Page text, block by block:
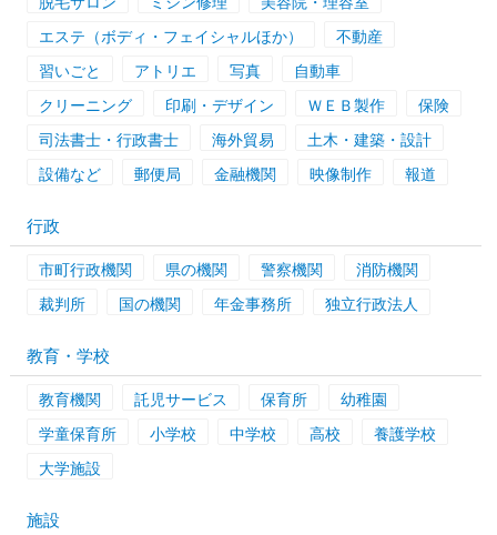
エステ（ボディ・フェイシャルほか）
不動産
習いごと
アトリエ 写真
自動車
クリーニング
印刷・デザイン ＷＥＢ製作
保険
司法書士・行政書士
海外貿易
土木・建築・設計
設備など
郵便局 金融機関 映像制作 報道
行政
市町行政機関 県の機関 警察機関
消防機関
裁判所
国の機関 年金事務所 独立行政法人
教育・学校
教育機関 託児サービス 保育所
幼稚園
学童保育所
小学校 中学校 高校
養護学校
大学施設
施設